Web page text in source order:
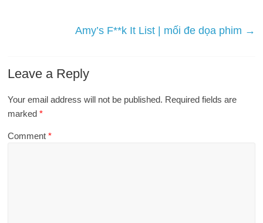
Amy’s F**k It List | mối đe dọa phim →
Leave a Reply
Your email address will not be published. Required fields are
marked*
Comment*